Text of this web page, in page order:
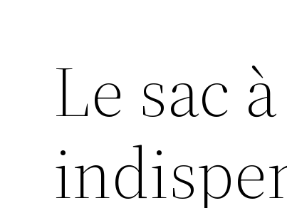
Le sac